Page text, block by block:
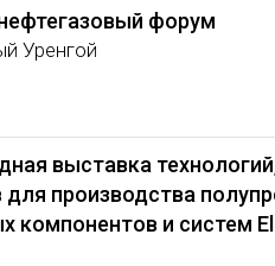
форум
Уренгой
выставка
для производства
компонентов и систем